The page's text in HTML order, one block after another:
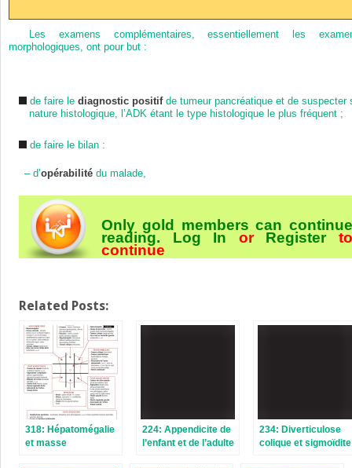
Les examens complémentaires, essentiellement les
morphologiques, ont pour but :
de faire le diagnostic positifde tumeur pancréatique et de suspecter
nature histologique, l’ADK étant le type histologique le plus fréquent ;
de faire le bilan :
– d’opérabilitédu malade,
Only gold members can continue
reading. Log In orRegister
continue
Related Posts:
318: Hépatomégalie
et masse
224: Appendicite de
l’enfant et de l’adulte
234: Diverticulose
colique et sigmoïdite